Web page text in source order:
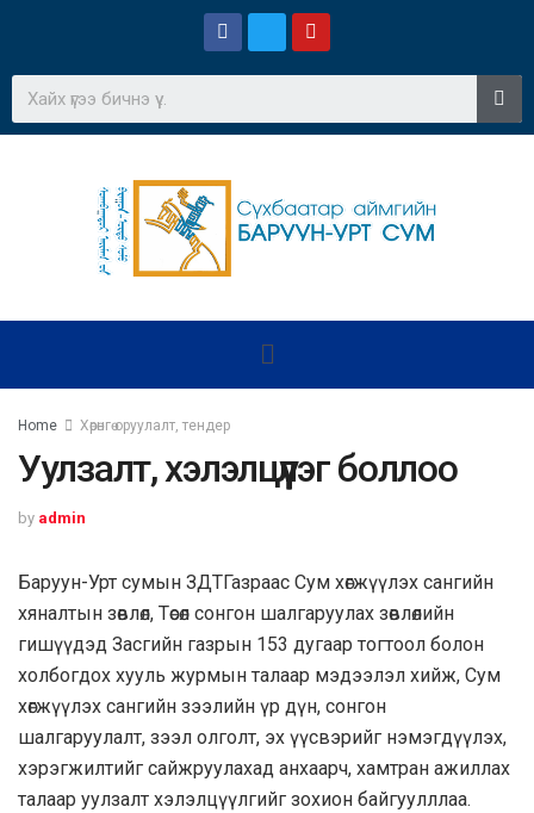
Home Хөрөнгө оруулалт, тендер
Уулзалт, хэлэлцүүлэг боллоо
by admin
Баруун-Урт сумын ЗДТГазраас Сум хөгжүүлэх сангийн
хяналтын зөвлөл, Төсөл сонгон шалгаруулах зөвлөлийн
гишүүдэд Засгийн газрын 153 дугаар тогтоол болон
холбогдох хууль журмын талаар мэдээлэл хийж, Сум
хөгжүүлэх сангийн зээлийн үр дүн, сонгон
шалгаруулалт, зээл олголт, эх үүсвэрийг нэмэгдүүлэх,
хэрэгжилтийг сайжруулахад анхаарч, хамтран ажиллах
талаар уулзалт хэлэлцүүлгийг зохион байгуулллаа.